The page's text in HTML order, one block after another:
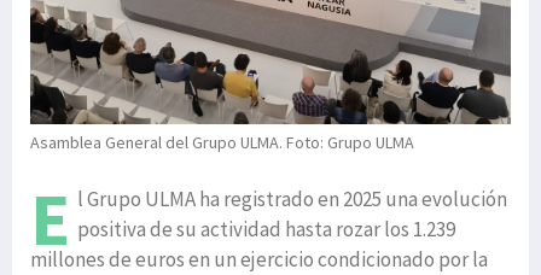
Asamblea General del Grupo ULMA. Foto: Grupo ULMA
E l Grupo ULMA ha registrado en 2025 una evolución
positiva de su actividad hasta rozar los 1.239
millones de euros en un ejercicio condicionado por la